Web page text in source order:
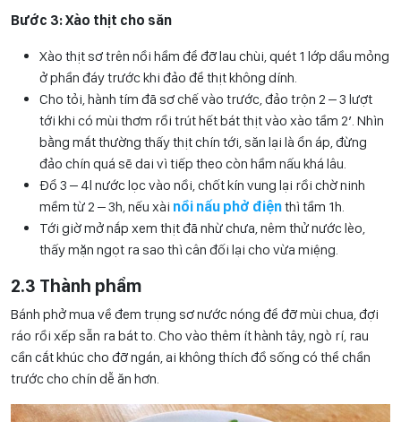
Bước 3: Xào thịt cho săn
Xào thịt sơ trên nồi hầm để đỡ lau chùi, quét 1 lớp dầu mỏng
ở phần đáy trước khi đảo để thịt không dính.
Cho tỏi, hành tím đã sơ chế vào trước, đảo trộn 2 – 3 lượt
tới khi có mùi thơm rồi trút hết bát thịt vào xào tầm 2′. Nhìn
bằng mắt thường thấy thịt chín tới, săn lại là ổn áp, đừng
đảo chín quá sẽ dai vì tiếp theo còn hầm nấu khá lâu.
Đổ 3 – 4l nước lọc vào nồi, chốt kín vung lại rồi chờ ninh
mềm từ 2 – 3h, nếu xài nồi nấu phở điệnthì tầm 1h.
Tới giờ mở nắp xem thịt đã nhừ chưa, nêm thử nước lèo,
thấy mặn ngọt ra sao thì cân đối lại cho vừa miệng.
2.3 Thành phẩm
Bánh phở mua về đem trụng sơ nước nóng để đỡ mùi chua, đợi
ráo rồi xếp sẵn ra bát to. Cho vào thêm ít hành tây, ngò rí, rau
cần cắt khúc cho đỡ ngán, ai không thích đồ sống có thể chần
trước cho chín dễ ăn hơn.